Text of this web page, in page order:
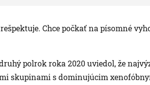
Chce počkať na písomné
polrok roka 2020 uviedol, že
skupinami s dominujúcim